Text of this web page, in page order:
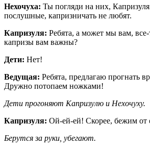
Нехочуха: Ты погляди на них,
послушные, капризничать не любят.
Капризуля: Ребята, а может мы вам,
капризы вам важны?
Дети: Нет!
Ведущая: Ребята, предлагаю прогнать
Дружно потопаем ножками!
Дети прогоняют Капризулю и Нехочуху.
Капризуля: Ой-ей-ей! Скорее, бежим от
Берутся за руки, убегают.